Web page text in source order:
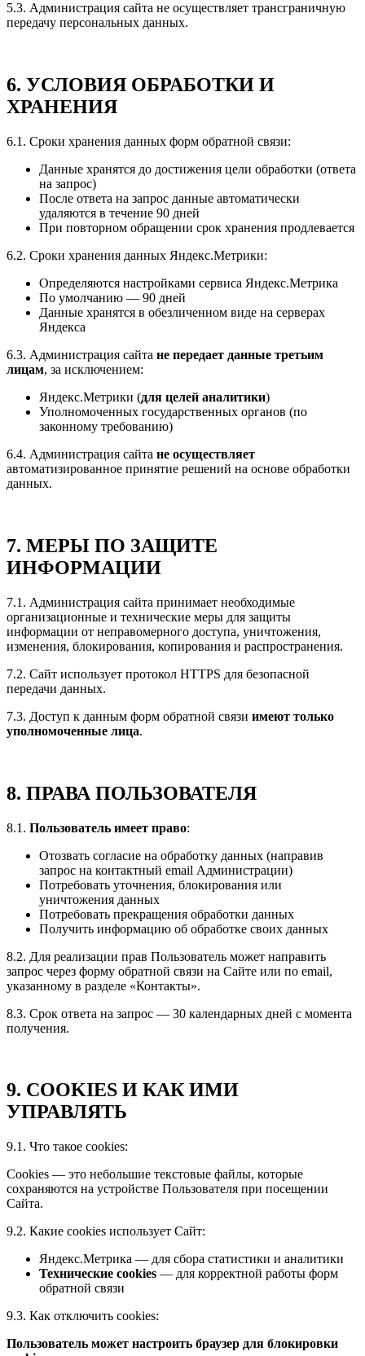
5.3. Администрация сайта не осуществляет трансграничную
передачу персональных данных.
6. УСЛОВИЯ ОБРАБОТКИ И
ХРАНЕНИЯ
6.1. Сроки хранения данных форм обратной связи:
Данные хранятся до достижения цели обработки (ответа
на запрос)
После ответа на запрос данные автоматически
удаляются в течение 90 дней
При повторном обращении срок хранения продлевается
6.2. Сроки хранения данных Яндекс.Метрики:
Определяются настройками сервиса Яндекс.Метрика
По умолчанию — 90 дней
Данные хранятся в обезличенном виде на серверах
Яндекса
6.3. Администрация сайта не передает данные третьим
лицам, за исключением:
Яндекс.Метрики (для целей аналитики)
Уполномоченных государственных органов (по
законному требованию)
6.4. Администрация сайта не осуществляет
автоматизированное принятие решений на основе обработки
данных.
7. МЕРЫ ПО ЗАЩИТЕ
ИНФОРМАЦИИ
7.1. Администрация сайта принимает необходимые
организационные и технические меры для защиты
информации от неправомерного доступа, уничтожения,
изменения, блокирования, копирования и распространения.
7.2. Сайт использует протокол HTTPS для безопасной
передачи данных.
7.3. Доступ к данным форм обратной связи имеют только
уполномоченные лица.
8. ПРАВА ПОЛЬЗОВАТЕЛЯ
8.1. Пользователь имеет право:
Отозвать согласие на обработку данных (направив
запрос на контактный email Администрации)
Потребовать уточнения, блокирования или
уничтожения данных
Потребовать прекращения обработки данных
Получить информацию об обработке своих данных
8.2. Для реализации прав Пользователь может направить
запрос через форму обратной связи на Сайте или по email,
указанному в разделе «Контакты».
8.3. Срок ответа на запрос — 30 календарных дней с момента
получения.
9. COOKIES И КАК ИМИ
УПРАВЛЯТЬ
9.1. Что такое cookies:
Cookies — это небольшие текстовые файлы, которые
сохраняются на устройстве Пользователя при посещении
Сайта.
9.2. Какие cookies использует Сайт:
Яндекс.Метрика — для сбора статистики и аналитики
Технические cookies — для корректной работы форм
обратной связи
9.3. Как отключить cookies:
Пользователь может настроить браузер для блокировки